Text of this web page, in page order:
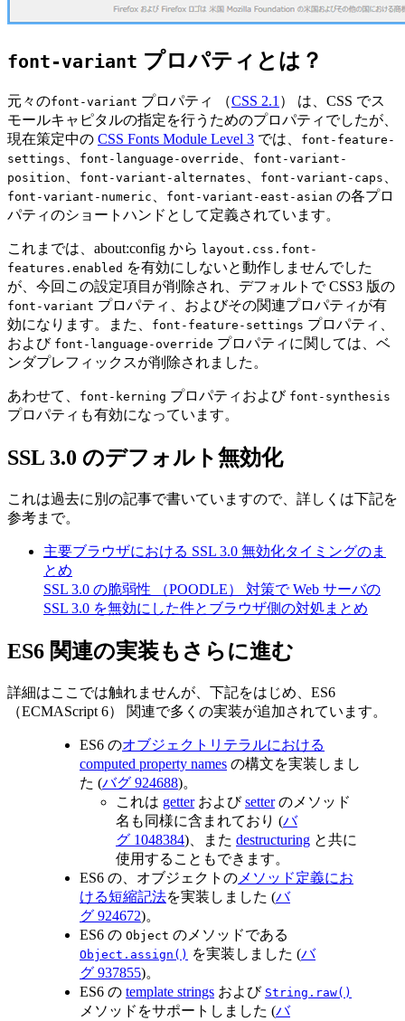
font-variant プロパティとは？
元々のfont-variant プロパティ （CSS 2.1） は、CSS でス
モールキャピタルの指定を行うためのプロパティでしたが、
現在策定中の CSS Fonts Module Level 3 では、
font-feature-
settings 、 font-language-override 、
font-variant-
position 、 font-variant-alternates 、 font-variant-caps 、
font-variant-numeric 、 font-variant-east-asian の各プロ
パティのショートハンドとして定義されています。
これまでは、about:config から layout.css.font-
features.enabled を有効にしないと動作しませんでした
が、今回この設定項目が削除され、デフォルトで CSS3 版の
font-variant プロパティ、およびその関連プロパティが有
効になります。また、
font-feature-settings プロパティ、
および font-language-override プロパティに関しては、ベ
ンダプレフィックスが削除されました。
あわせて、 font-kerning プロパティおよび font-synthesis
プロパティも有効になっています。
SSL 3.0 のデフォルト無効化
これは過去に別の記事で書いていますので、詳しくは下記を
参考まで。
主要ブラウザにおける SSL 3.0 無効化タイミングのま
とめ
SSL 3.0 の脆弱性 （POODLE） 対策で Web サーバの
SSL 3.0 を無効にした件とブラウザ側の対処まとめ
ES6 関連の実装もさらに進む
詳細はここでは触れませんが、下記をはじめ、ES6
（ECMAScript 6） 関連で多くの実装が追加されています。
ES6 のオブジェクトリテラルにおける
computed property names の構文を実装しまし
た (バグ 924688)。
これは getterおよびsetterのメソッド
名も同様に含まれており (バ
グ 1048384)、また destructuring と共に
使用することもできます。
ES6 の、オブジェクトの メソッド定義にお
ける短縮記法を実装しました (バ
グ 924672)。
ES6 の Object のメソッドである
Object.assign() を実装しました (バ
グ 937855)。
ES6 の template strings および String.raw()
メソッドをサポートしました (バ